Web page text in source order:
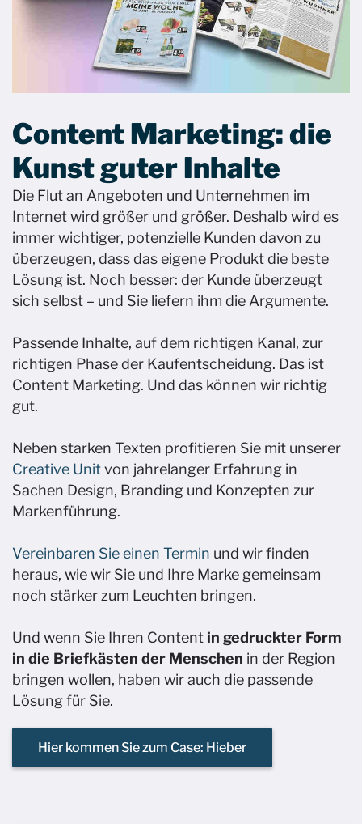
Content Marketing: die
Kunst guter Inhalte ​
Die Flut an Angeboten und Unternehmen im
Internet wird größer und größer. Deshalb wird es
immer wichtiger, potenzielle Kunden davon zu
überzeugen, dass das eigene Produkt die beste
Lösung ist. Noch besser: der Kunde überzeugt
sich selbst – und Sie liefern ihm die Argumente. ​
Passende Inhalte, auf dem richtigen Kanal, zur
richtigen Phase der Kaufentscheidung. Das ist
Content Marketing. Und das können wir richtig
gut.​
Neben starken Texten profitieren Sie mit unserer
Creative Unitvon jahrelanger Erfahrung in
Sachen Design, Branding und Konzepten zur
Markenführung. ​
Vereinbaren Sie einen Termin und wir finden
heraus, wie wir Sie und Ihre Marke gemeinsam
noch stärker zum Leuchten bringen.
Und wenn Sie Ihren Content in gedruckter Form
in die Briefkästen der Menschen in der Region
bringen wollen, haben wir auch die passende
Lösung für Sie.
Hier kommen Sie zum Case: Hieber